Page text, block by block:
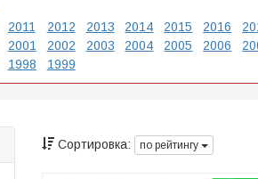
2011 2012 2013 2014 2015 2016
2001 2002 2003 2004 2005 2006
1998 1999
Сортировка: по рейтингу